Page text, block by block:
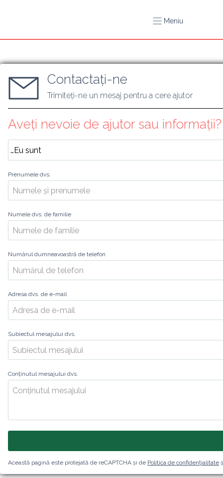
Meniu
Contactați-ne
Trimiteți-ne un mesaj pentru a cere ajutor
Aveți nevoie de ajutor sau informații?
Prenumele dvs.
Numele dvs. de familie
Numărul dumneavoastră de telefon
Adresa dvs. de e-mail
Subiectul mesajului dvs.
Conținutul mesajului dvs.
Această pagină este protejată de reCAPTCHA și de Politica de confidențialitate